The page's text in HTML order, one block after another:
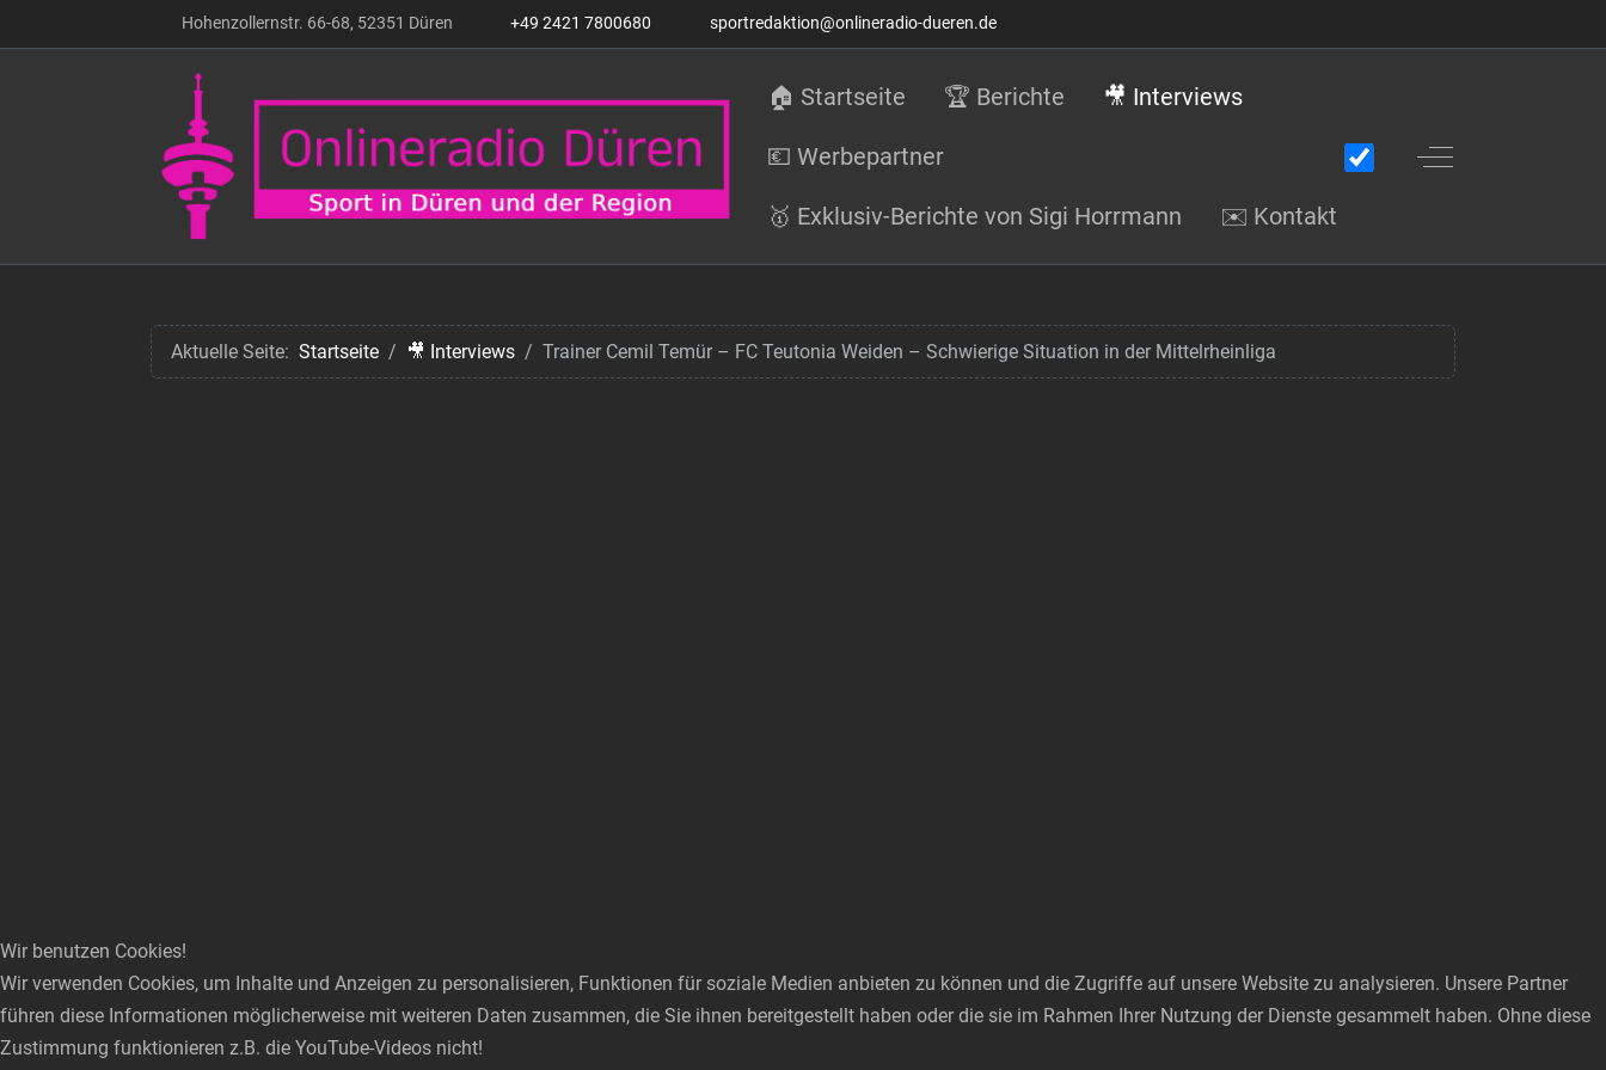
Hohenzollernstr. 66-68, 52351 Düren +49 2421 7800680 sportredaktion@onlineradio-dueren.de
🏠 Startseite 🏆 Berichte 🎥 Interviews
💶 Werbepartner
🥇 Exklusiv-Berichte von Sigi Horrmann ✉️ Kontakt
Off-Canvas Toggle
Aktuelle Seite: Startseite 🎥 Interviews Trainer Cemil Temür – FC Teutonia Weiden – Schwierige Situation in der Mittelrheinliga
Wir benutzen Cookies!
Wir verwenden Cookies, um Inhalte und Anzeigen zu personalisieren, Funktionen für soziale Medien anbieten zu können und die Zugriffe auf unsere Website zu analysieren. Unsere Partner
führen diese Informationen möglicherweise mit weiteren Daten zusammen, die Sie ihnen bereitgestellt haben oder die sie im Rahmen Ihrer Nutzung der Dienste gesammelt haben. Ohne diese
Zustimmung funktionieren z.B. die YouTube-Videos nicht!